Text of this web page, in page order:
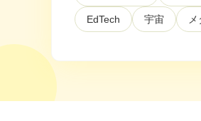
EdTech 宇宙